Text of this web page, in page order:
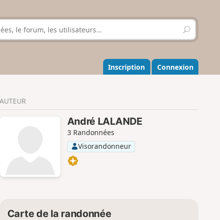
R
e
h
e
r
r
Inscription Connexion
AUTEUR
André LALANDE
3 Randonnées
Visorandonneur
Carte de la randonnée